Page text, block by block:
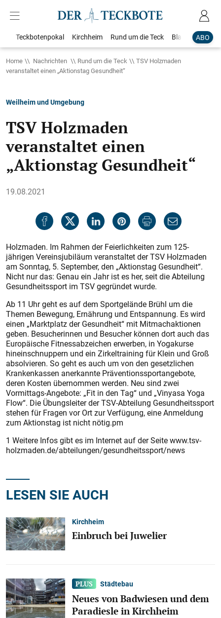
ABO
Teckbotenpokal Kirchheim Rund um die Teck Blaulicht
Home Nachrichten Rund um die Teck
TSV Holzmaden
veranstaltet einen „Aktionstag Gesundheit“
Weilheim und Umgebung
TSV Holzmaden
veranstaltet einen
„Aktionstag Gesundheit“
19.08.2021
Holzmaden. Im Rahmen der Feierlichkeiten zum 125-
jährigen Vereinsjubiläum veranstaltet der TSV Holzmaden
am Sonntag, 5. September, den „Aktionstag Gesundheit“.
Nicht nur das: Genau ein Jahr ist es her, seit die Abteilung
Gesundheitssport im TSV gegründet wurde.
Ab 11 Uhr geht es auf dem Sportgelände Brühl um die
Themen Bewegung, Ernährung und Entspannung. Es wird
einen „Marktplatz der Gesundheit“ mit Mitmachaktionen
geben. Besucherinnen und Besucher können dort auch das
Europäische Fitnessabzeichen erwerben, in Yogakurse
hineinschnuppern und ein Zirkeltraining für Klein und Groß
absolvieren. So geht es auch um von den gesetzlichen
Krankenkassen anerkannte Präventionssportangebote,
deren Kosten übernommen werden. Neu sind zwei
Vormittags-Angebote: „Fit in den Tag“ und „Vinyasa Yoga
Flow“. Die Übungsleiter der TSV-Abteilung Gesundheitssport
stehen für Fragen vor Ort zur Verfügung, eine Anmeldung
zum Aktionstag ist nicht nötig.pm
1 Weitere Infos gibt es im Internet auf der Seite www.tsv-
holzmaden.de/abteilungen/gesundheitssport/news
LESEN SIE AUCH
Kirchheim
Einbruch bei Juwelier
Städtebau
Neues von Badwiesen und dem
Paradiesle in Kirchheim